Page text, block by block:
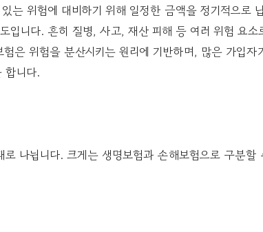
는 위험에 대비하기 위해 일정한 금액을 정기적으로
입니다. 흔히 질병, 사고, 재산 피해 등 여러 위험 요소
은 위험을 분산시키는 원리에 기반하며, 많은 가입
합니다.
나뉩니다. 크게는 생명보험과 손해보험으로 구분할